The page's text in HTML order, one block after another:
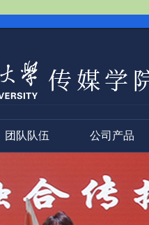
团队队伍 公司产品